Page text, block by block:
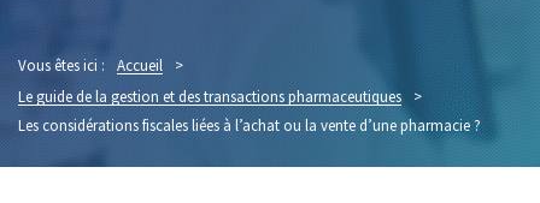
Vous êtes ici : Accueil
>
Le guide de la gestion et des transactions pharmaceutiques
>
Les considérations fiscales liées à l’achat ou la vente d’une pharmacie ?